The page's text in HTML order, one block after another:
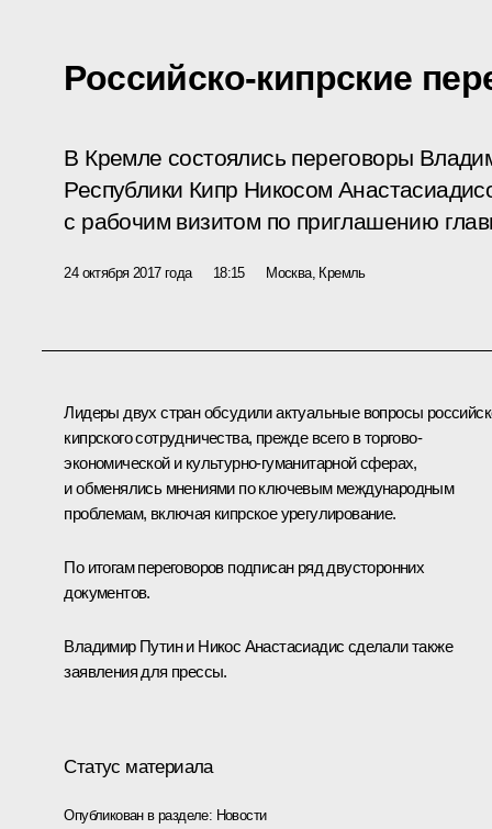
Российско-кипрские
В Кремле состоялись переговоры
Республики Кипр Никосом
с рабочим визитом по приглашению
24 октября 2017 года 18:15 Москва, Кремль
Лидеры двух стран обсудили актуальные вопросы
кипрского сотрудничества, прежде всего в торгово-
экономической и культурно-гуманитарной сферах,
и обменялись мнениями по ключевым международным
проблемам, включая кипрское урегулирование.
По итогам переговоров подписан ряд двусторонних
документов.
Владимир Путин и Никос Анастасиадис сделали также
заявления для прессы.
Статус материала
Опубликован в разделе: Новости